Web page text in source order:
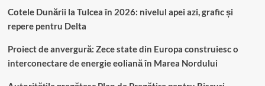
Cotele Dunării la Tulcea în 2026: nivelul apei azi, grafic și
repere pentru Delta
Proiect de anvergură: Zece state din Europa construiesc o
interconectare de energie eoliană în Marea Nordului